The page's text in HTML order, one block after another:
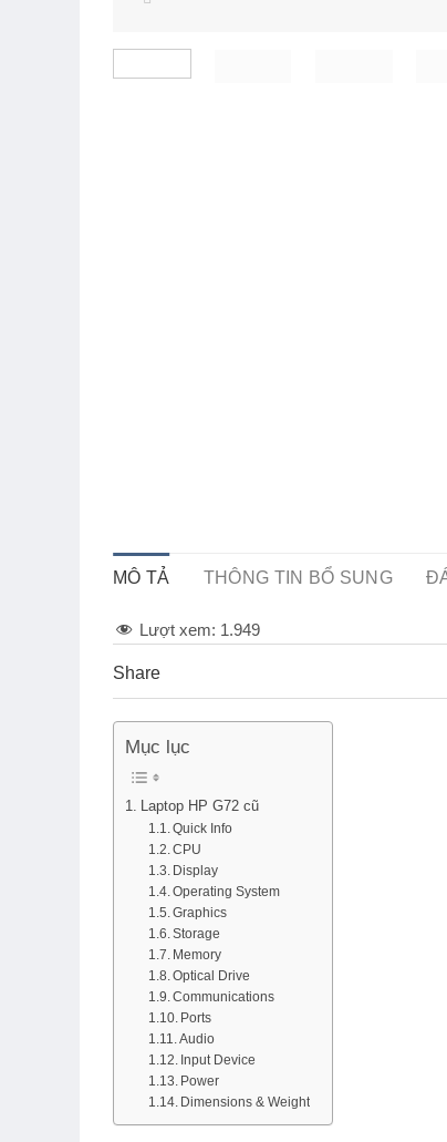
MÔ TẢ THÔNG TIN BỔ SUNG
Lượt xem: 1.949
Share
Mục lục
Laptop HP G72 cũ
Quick Info
CPU
Display
Operating System
Graphics
Storage
Memory
Optical Drive
Communications
Ports
Audio
Input Device
Power
Dimensions & Weight